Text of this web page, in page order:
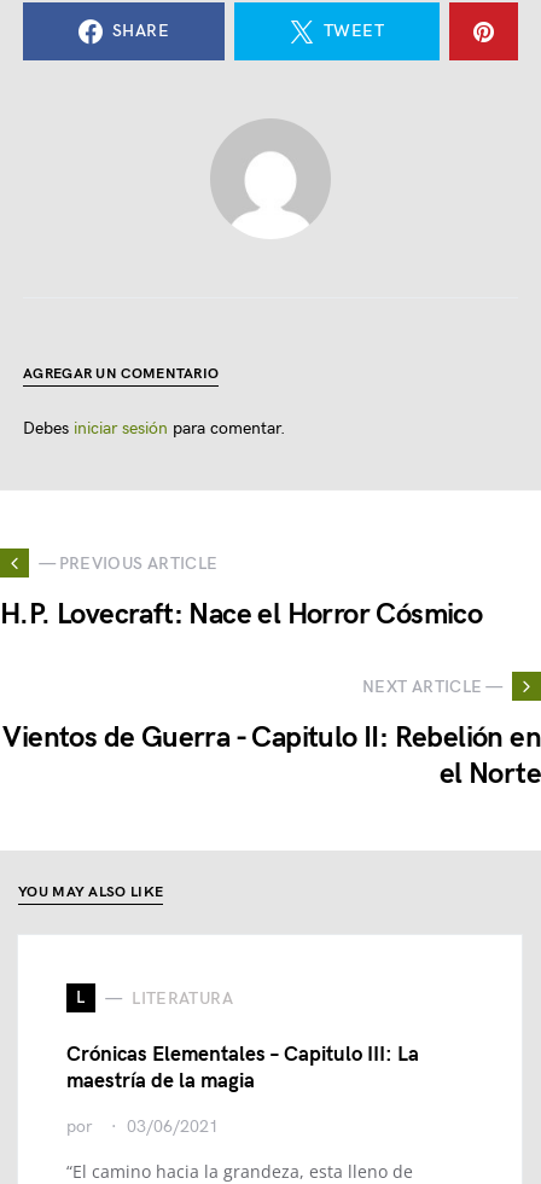
SHARE TWEET
AGREGAR UN COMENTARIO
Debes iniciar sesión para comentar.
— PREVIOUS ARTICLE
H.P. Lovecraft: Nace el Horror Cósmico
NEXT ARTICLE —
Vientos de Guerra - Capitulo II: Rebelión en
el Norte
YOU MAY ALSO LIKE
L LITERATURA
Crónicas Elementales – Capitulo III: La
maestría de la magia
por 03/06/2021
“El camino hacia la grandeza, esta lleno de